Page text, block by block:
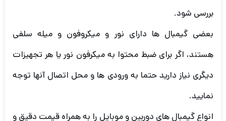
بررسی شود.
بعضی گیمبال ها دارای نور و میکروفون و میله سلفی
هستند، اگر برای ضبط محتوا به میکرفون نور یا هر تجهیزات
دیگری نیاز دارید حتما به ورودی ها و محل اتصال آنها توجه
نمایید.
انواع گیمبال های دوربین و موبایل را به همراه قیمت دقیق و